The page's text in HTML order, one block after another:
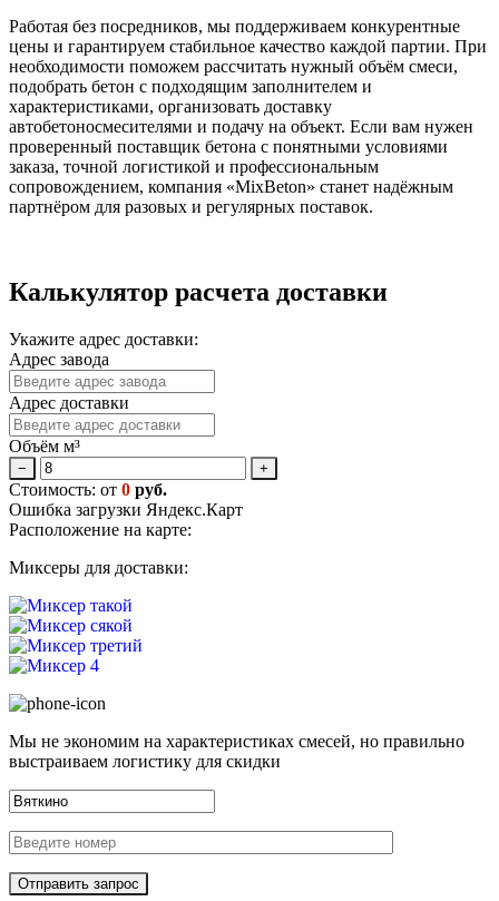
Работая без посредников, мы поддерживаем конкурентные
цены и гарантируем стабильное качество каждой партии. При
необходимости поможем рассчитать нужный объём смеси,
подобрать бетон с подходящим заполнителем и
характеристиками, организовать доставку
автобетоносмесителями и подачу на объект. Если вам нужен
проверенный поставщик бетона с понятными условиями
заказа, точной логистикой и профессиональным
сопровождением, компания «MixBeton» станет надёжным
партнёром для разовых и регулярных поставок.
Калькулятор расчета доставки
Укажите адрес доставки:
Адрес завода
Адрес доставки
Объём м³
− +
Стоимость: от 0 руб.
Ошибка загрузки Яндекс.Карт
Расположение на карте:
Миксеры для доставки:
Мы не экономим на характеристиках смесей, но правильно
выстраиваем логистику для скидки